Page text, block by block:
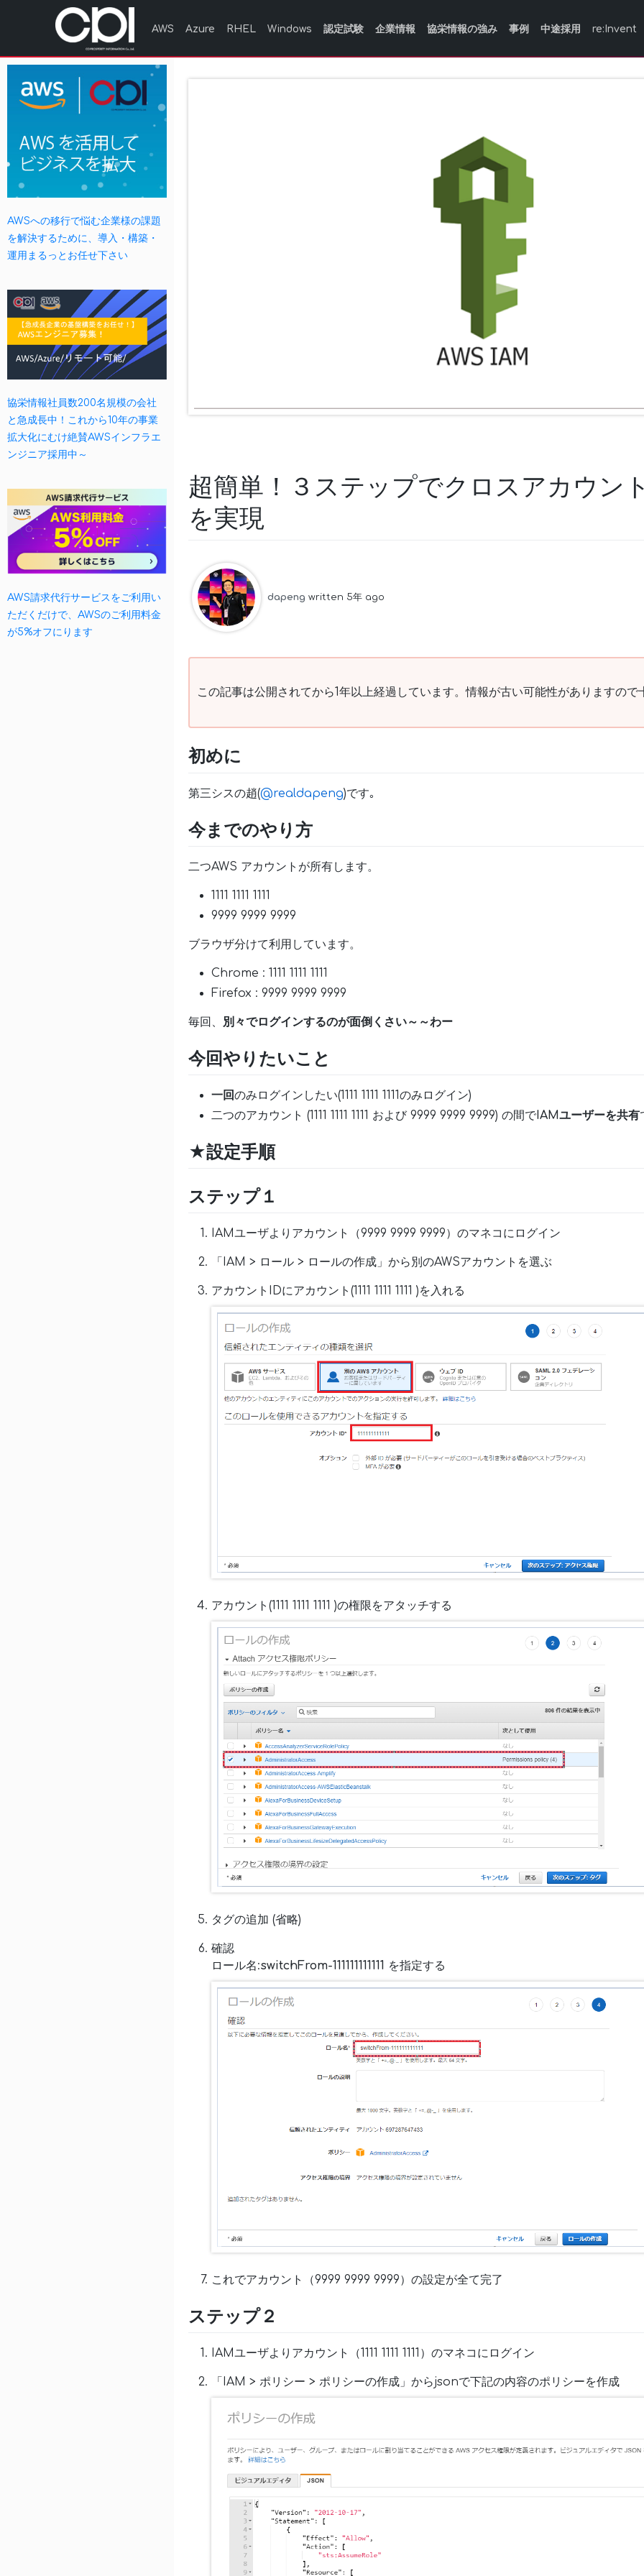
AWS Azure RHEL Windows 認定試験 企業情報 協栄情報の強み 事例 中途採用 re:Invent
AWSへの移行で悩む企業様の課題
を解決するために、導入・構築・
運用まるっとお任せ下さい
協栄情報社員数200名規模の会社
と急成長中！これから10年の事業
拡大化にむけ絶賛AWSインフラエ
ンジニア採用中～
AWS請求代行サービスをご利用い
ただくだけで、AWSのご利用料金
が5%オフにります
超簡単！３ステップでクロスアカウン
を実現
dapeng written 5年 ago
この記事は公開されてから1年以上経過しています。情報が古い可能性がありますので
初めに
第三シスの趙(@realdapeng)です｡
今までのやり方
二つAWS アカウントが所有します。
1111 1111 1111
9999 9999 9999
ブラウザ分けて利用しています。
Chrome : 1111 1111 1111
Firefox : 9999 9999 9999
毎回、 別々でログインするのが面倒くさい～～わー
今回やりたいこと
一回のみログインしたい(1111 1111 1111のみログイン)
二つのアカウント (1111 1111 1111 および 9999 9999 9999) の間でIAMユーザーを共有
★設定手順
ステップ１
IAMユーザよりアカウント（9999 9999 9999）のマネコにログイン
「IAM > ロール > ロールの作成」から別のAWSアカウントを選ぶ
アカウントIDにアカウント(1111 1111 1111 )を入れる
アカウント(1111 1111 1111 )の権限をアタッチする
タグの追加 (省略)
確認
ロール名:switchFrom-111111111111 を指定する
これでアカウント（9999 9999 9999）の設定が全て完了
ステップ２
IAMユーザよりアカウント（1111 1111 1111）のマネコにログイン
「IAM > ポリシー > ポリシーの作成」からjsonで下記の内容のポリシーを作成